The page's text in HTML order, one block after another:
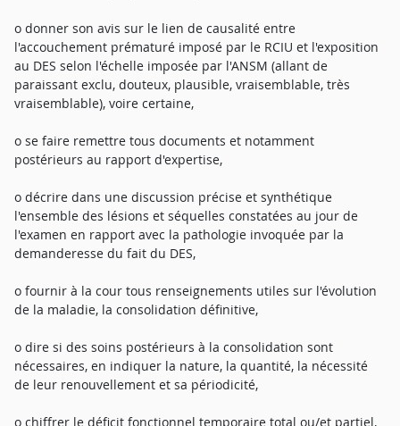
o donner son avis sur le lien de causalité entre
l'accouchement prématuré imposé par le RCIU et l'exposition
au DES selon l'échelle imposée par l'ANSM (allant de
paraissant exclu, douteux, plausible, vraisemblable, très
vraisemblable), voire certaine,
o se faire remettre tous documents et notamment
postérieurs au rapport d'expertise,
o décrire dans une discussion précise et synthétique
l'ensemble des lésions et séquelles constatées au jour de
l'examen en rapport avec la pathologie invoquée par la
demanderesse du fait du DES,
o fournir à la cour tous renseignements utiles sur l'évolution
de la maladie, la consolidation définitive,
o dire si des soins postérieurs à la consolidation sont
nécessaires, en indiquer la nature, la quantité, la nécessité
de leur renouvellement et sa périodicité,
o chiffrer le déficit fonctionnel temporaire total ou/et partiel,